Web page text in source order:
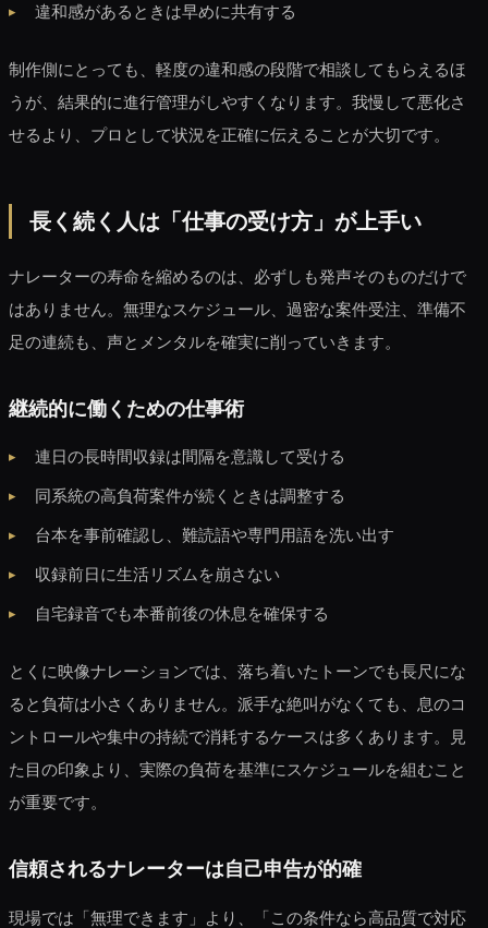
違和感があるときは早めに共有する
制作側にとっても、軽度の違和感の段階で相談してもらえるほ
うが、結果的に進行管理がしやすくなります。我慢して悪化さ
せるより、プロとして状況を正確に伝えることが大切です。
長く続く人は「仕事の受け方」が上手い
ナレーターの寿命を縮めるのは、必ずしも発声そのものだけで
はありません。無理なスケジュール、過密な案件受注、準備不
足の連続も、声とメンタルを確実に削っていきます。
継続的に働くための仕事術
連日の長時間収録は間隔を意識して受ける
同系統の高負荷案件が続くときは調整する
台本を事前確認し、難読語や専門用語を洗い出す
収録前日に生活リズムを崩さない
自宅録音でも本番前後の休息を確保する
とくに映像ナレーションでは、落ち着いたトーンでも長尺にな
ると負荷は小さくありません。派手な絶叫がなくても、息のコ
ントロールや集中の持続で消耗するケースは多くあります。見
た目の印象より、実際の負荷を基準にスケジュールを組むこと
が重要です。
信頼されるナレーターは自己申告が的確
現場では「無理できます」より、「この条件なら高品質で対応